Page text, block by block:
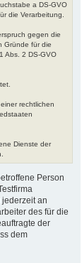
a DS-GVO
die Verarbeitung.
gegen die
Gründe für die
Abs. 2 DS-GVO
rechtlichen
Dienste der
Person
an
des für die
der
dem